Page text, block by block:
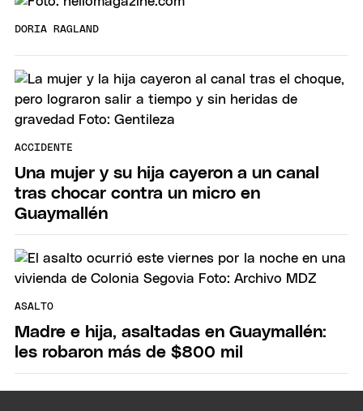
DORIA RAGLAND
ACCIDENTE
Una mujer y su hija cayeron a un canal
tras chocar contra un micro en
Guaymallén
ASALTO
Madre e hija, asaltadas en Guaymallén:
les robaron más de $800 mil